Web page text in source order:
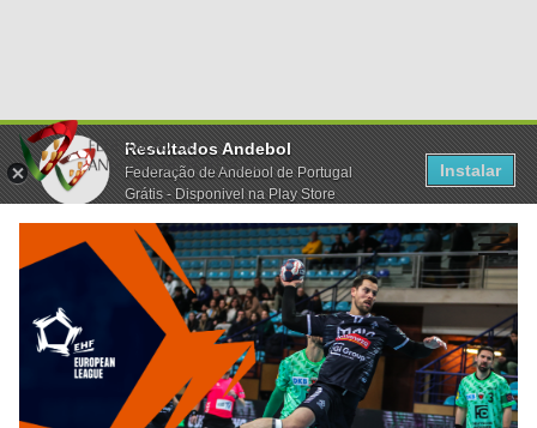
Resultados Andebol
Federação de Andebol de Portugal
Grátis - Disponivel na Play Store
Instalar